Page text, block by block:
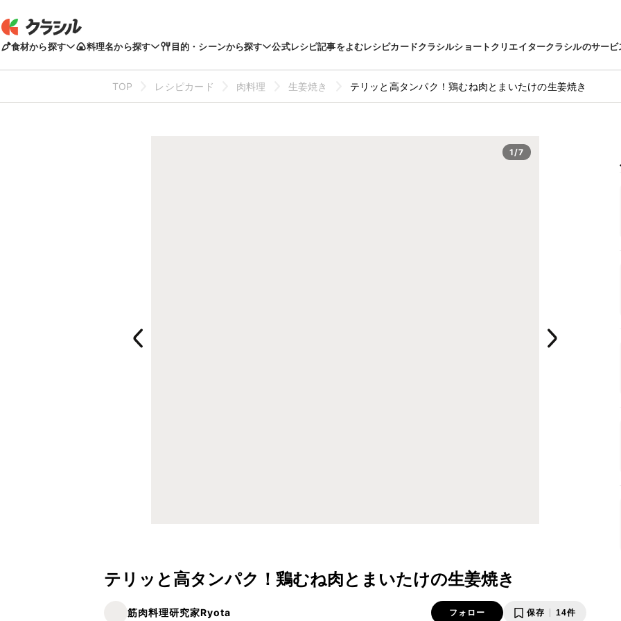
食材から探す 料理名から探す 目的・シーンから探す 公式レシピ記事をよむレシピカードクラシルショートクリエイタークラシルのサービ
TOP レシピカード 肉料理 生姜焼き テリッと高タンパク！鶏むね肉とまいたけの生姜焼き
1/7
テリッと高タンパク！鶏むね肉とまいたけの生姜焼き
筋肉料理研究家Ryota フォロー 保存 14件